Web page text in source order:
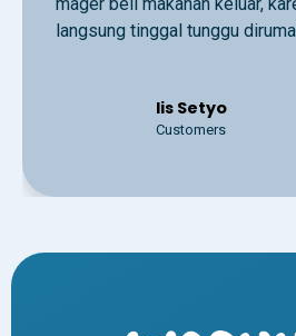
mager beli makanan keluar,
langsung tinggal tunggu
Iis Setyo
Customers